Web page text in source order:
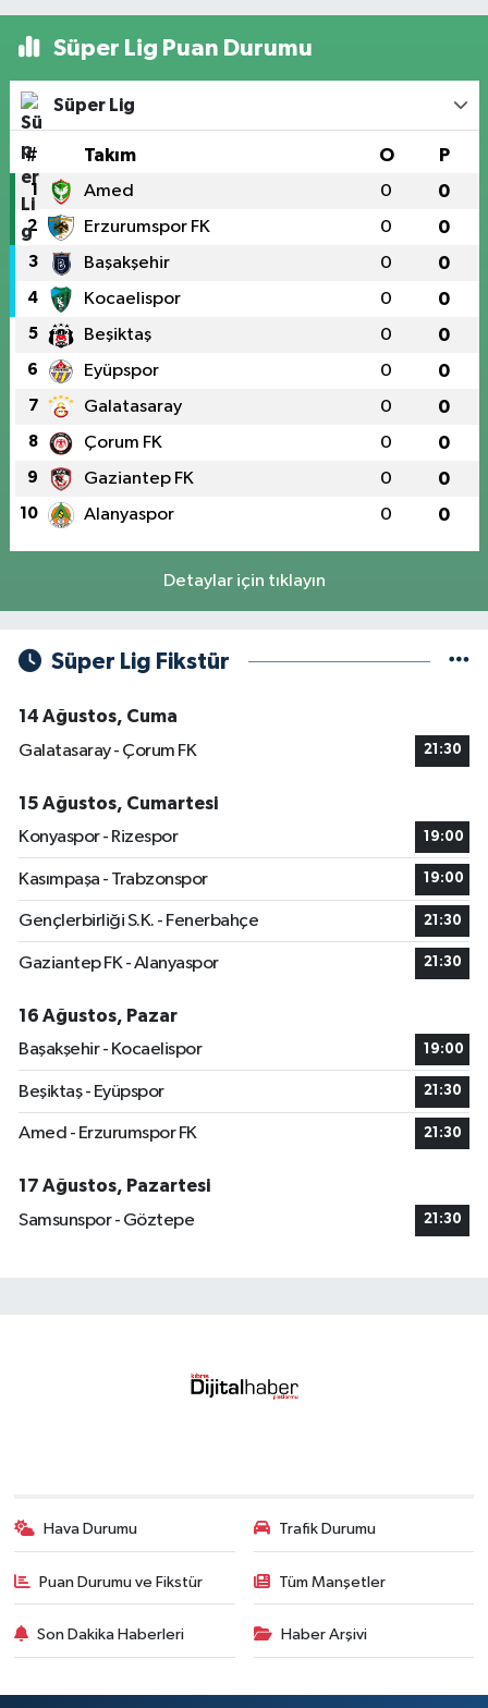
Süper Lig Puan Durumu
Süper Lig
# Takım O P
1 Amed 0 0
2 Erzurumspor FK 0 0
3 Başakşehir 0 0
4 Kocaelispor 0 0
5 Beşiktaş 0 0
6 Eyüpspor 0 0
7 Galatasaray 0 0
8 Çorum FK 0 0
9 Gaziantep FK 0 0
10 Alanyaspor 0 0
Detaylar için tıklayın
Süper Lig Fikstür
14 Ağustos, Cuma
Galatasaray - Çorum FK
21:30
15 Ağustos, Cumartesi
Konyaspor - Rizespor
19:00
Kasımpaşa - Trabzonspor 19:00
Gençlerbirliği S.K. - Fenerbahçe 21:30
Gaziantep FK - Alanyaspor 21:30
16 Ağustos, Pazar
Başakşehir - Kocaelispor
19:00
Beşiktaş - Eyüpspor 21:30
Amed - Erzurumspor FK 21:30
17 Ağustos, Pazartesi
Samsunspor - Göztepe
21:30
Hava Durumu Trafik Durumu
Puan Durumu ve Fikstür Tüm Manşetler
Son Dakika Haberleri Haber Arşivi